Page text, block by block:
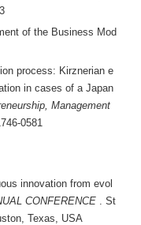
of the Business Mod
process: Kirznerian e
in cases of a Japan
Management
0581
innovation from evol
CONFERENCE . St
Texas, USA